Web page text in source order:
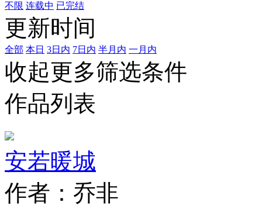
不限 连载中 已完结
更新时间
全部 本日 3日内 7日内 半月内 一月内
收起更多筛选条件
作品列表
安若暖城
作者：乔非